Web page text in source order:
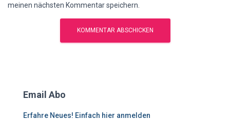
meinen nächsten Kommentar speichern.
Email Abo
Erfahre Neues! Einfach hier anmelden